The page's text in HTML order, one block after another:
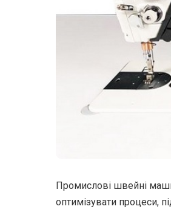
Промислові швейні
оптимізувати процеси,